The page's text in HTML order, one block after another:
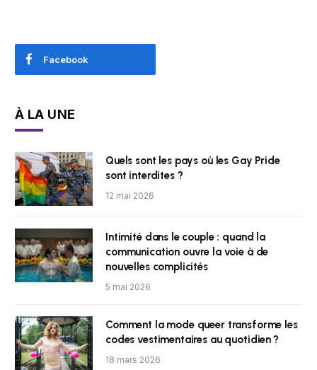
Facebook
À LA UNE
Quels sont les pays où les Gay Pride
sont interdites ?
12 mai 2026
Intimité dans le couple : quand la
communication ouvre la voie à de
nouvelles complicités
5 mai 2026
Comment la mode queer transforme les
codes vestimentaires au quotidien ?
18 mars 2026